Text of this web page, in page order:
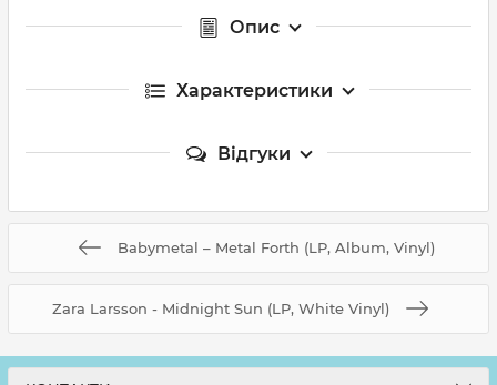
Опис
Характеристики
Відгуки
Babymetal – Metal Forth (LP, Album, Vinyl)
Zara Larsson - Midnight Sun (LP, White Vinyl)